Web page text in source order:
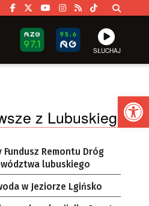
SŁUCHAJ
z Lubuskiego
Fundusz Remontu Dróg
lubuskiego
w Jeziorze Lgińsko